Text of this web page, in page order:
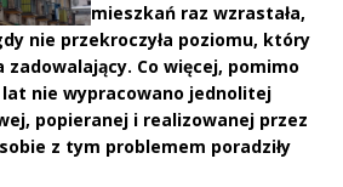
mieszkań raz wzrastała,
nie przekroczyła poziomu, który
zadowalający. Co więcej, pomimo
nie wypracowano jednolitej
popieranej i realizowanej przez
z tym problemem poradziły